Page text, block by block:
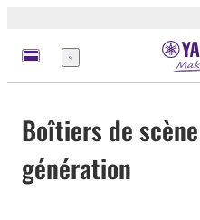
Menu
Boîtiers de
génération